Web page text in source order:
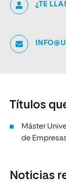
¿TE
Títulos
Máster
de
Noticias